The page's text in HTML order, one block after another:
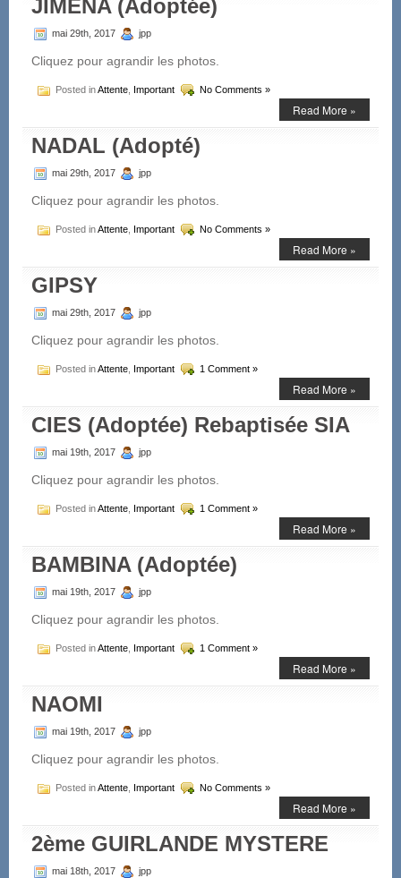
JIMENA (Adoptée)
mai 29th, 2017 jpp
Cliquez pour agrandir les photos.
Posted inAttente Important No Comments »
Read More »
NADAL (Adopté)
mai 29th, 2017 jpp
Cliquez pour agrandir les photos.
Posted inAttente Important No Comments »
Read More »
GIPSY
mai 29th, 2017 jpp
Cliquez pour agrandir les photos.
Posted inAttente Important 1 Comment »
Read More »
CIES (Adoptée) Rebaptisée SIA
mai 19th, 2017 jpp
Cliquez pour agrandir les photos.
Posted inAttente Important 1 Comment »
Read More »
BAMBINA (Adoptée)
mai 19th, 2017 jpp
Cliquez pour agrandir les photos.
Posted inAttente Important 1 Comment »
Read More »
NAOMI
mai 19th, 2017 jpp
Cliquez pour agrandir les photos.
Posted inAttente Important No Comments »
Read More »
2ème GUIRLANDE MYSTERE
mai 18th, 2017 jpp